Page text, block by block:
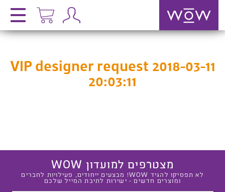
VIP designer request 2018-03-11
20:03:11
מצטרפים למועדון WOW
לא תפסיקו להגיד WOW! מבצעים ייחודים, פעילויות לחברים
ומוצרים חדשים - ישירות לתיבת המייל שלכם